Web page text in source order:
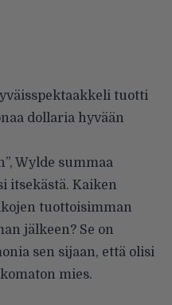
tuotti
dollaria hyvään
Wylde summaa
itsekästä. Kaiken
tuottoisimman
jälkeen? Se on
sen sijaan, että olisi
mies.